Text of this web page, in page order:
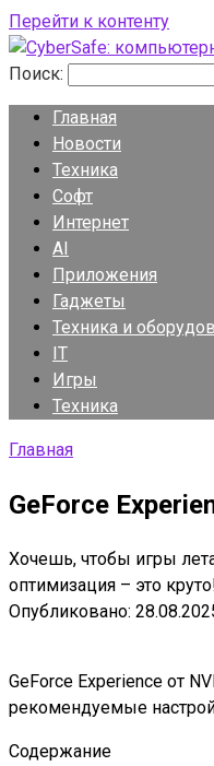
Перейти к контенту
Поиск:
Главная
Новости
Техника
Софт
Интернет
AI
Приложения
Гаджеты
Техника и
IT
Игры
Техника
Главная
GeForce
Хочешь, чтобы игры
оптимизация – это
Опубликовано:
GeForce Experience от
рекомендуемые
Содержание